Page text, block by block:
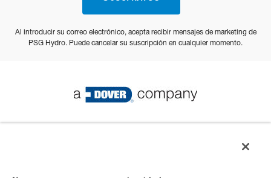
Al introducir su correo electrónico, acepta recibir mensajes de marketing de
PSG Hydro. Puede cancelar su suscripción en cualquier momento.